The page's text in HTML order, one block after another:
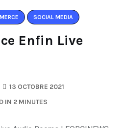
SOCIAL MEDIA
Enfin Live
13 OCTOBRE 2021
IN 2 MINUTES